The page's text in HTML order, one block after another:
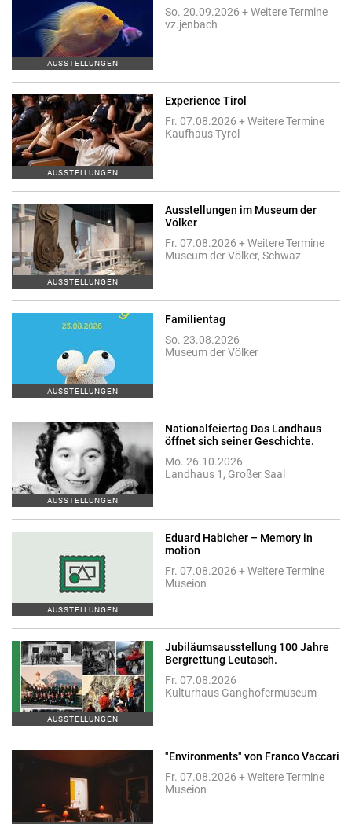
AUSSTELLUNGEN
So. 20.09.2026 + Weitere Termine
vz.jenbach
AUSSTELLUNGEN
Experience Tirol
Fr. 07.08.2026 + Weitere Termine
Kaufhaus Tyrol
AUSSTELLUNGEN
Ausstellungen im Museum der
Völker
Fr. 07.08.2026 + Weitere Termine
Museum der Völker, Schwaz
AUSSTELLUNGEN
Familientag
So. 23.08.2026
Museum der Völker
AUSSTELLUNGEN
Nationalfeiertag Das Landhaus
öffnet sich seiner Geschichte.
Mo. 26.10.2026
Landhaus 1, Großer Saal
AUSSTELLUNGEN
Eduard Habicher – Memory in
motion
Fr. 07.08.2026 + Weitere Termine
Museion
AUSSTELLUNGEN
Jubiläumsausstellung 100 Jahre
Bergrettung Leutasch.
Fr. 07.08.2026
Kulturhaus Ganghofermuseum
"Environments" von Franco Vaccari
Fr. 07.08.2026 + Weitere Termine
Museion